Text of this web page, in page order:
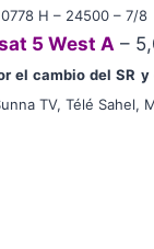
H – 24500 – 7/8
5 West A –
el cambio del SR y
TV, Télé Sahel,